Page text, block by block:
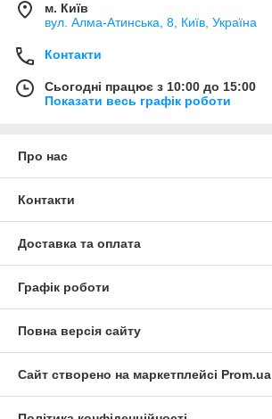
м. Київ
вул. Алма-Атинська, 8, Київ, Україна
Контакти
Сьогодні працює з 10:00 до 15:00
Показати весь графік роботи
Про нас
Контакти
Доставка та оплата
Графік роботи
Повна версія сайту
Сайт створено на маркетплейсі Prom.ua